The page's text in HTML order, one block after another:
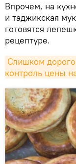
Впрочем, на
и таджикская
готовятся
рецептуре.
Слишком
контроль цены